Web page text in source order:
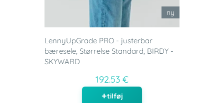
ny
LennyUpGrade PRO - justerbar
bæresele, Størrelse Standard, BIRDY -
SKYWARD
192.53 €
tilføj